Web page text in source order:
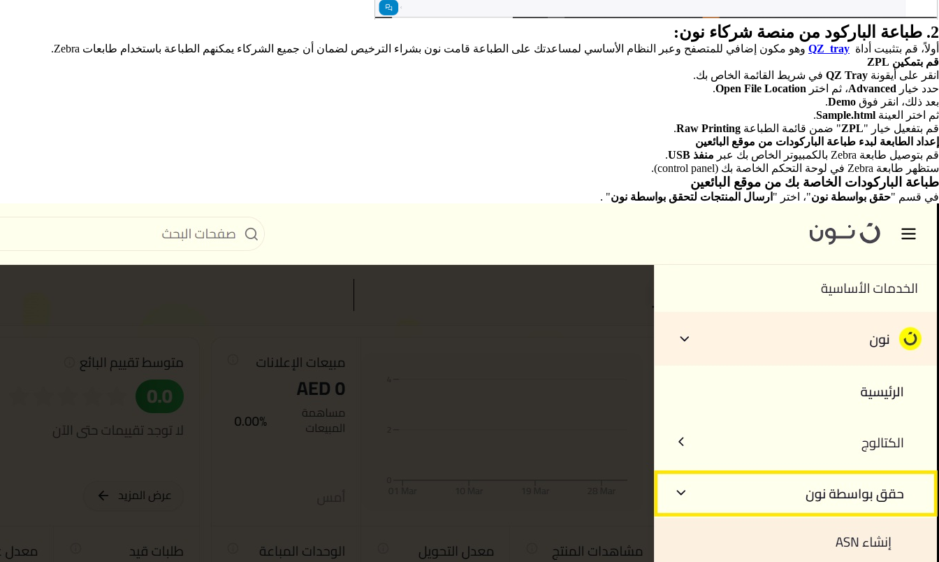
2. طباعة الباركود من منصة شركاء نون:
أولاً، قم بتثبيت أداة QZ tray وهو مكون إضافي للمتصفح وعبر النظام الأساسي لمساعدتك على الطباعة قامت نون بشراء الترخيص لضمان أن جميع الشركاء يمكنهم الطباعة باستخدام طابعات Zebra.
قم بتمكين ZPL
انقر على أيقونة
في شريط القائمة الخاص بك.
حدد خيار Advanced، ثم اختر Open File Location
.
بعد ذلك، انقر فوق Demo
.
ثم اختر العينة Sample.html
.
قم بتفعيل خيار "ZPL" ضمن قائمة الطباعة Raw Printing
.
إعداد الطابعة لبدء طباعة الباركودات من موقع البائعين
قم بتوصيل طابعة Zebra بالكمبيوتر الخاص بك عبر
منفذ USB
.
ستظهر طابعة Zebra في لوحة التحكم الخاصة بك (control panel).
طباعة الباركودات الخاصة بك من موقع البائعين
في قسم "حقق بواسطة نون"، اختر " ارسال المنتجات لتحقق بواسطة نون" .